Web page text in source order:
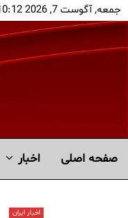
جمعه, آگوست 7, 2026 10:12 ق.ظ
صفحه اصلی اخبار
اخبار ایران